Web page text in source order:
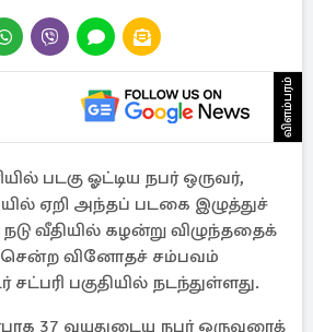
விளம்பரம்
படகு ஓட்டிய நபர் ஒருவர்,
ஏறி அந்தப் படகை இழுத்துச்
வீதியில் கழன்று விழுந்ததைக்
சென்ற வினோதச் சம்பவம்
பகுதியில் நடந்துள்ளது.
37 வயதுடைய நபர் ஒருவரைக்